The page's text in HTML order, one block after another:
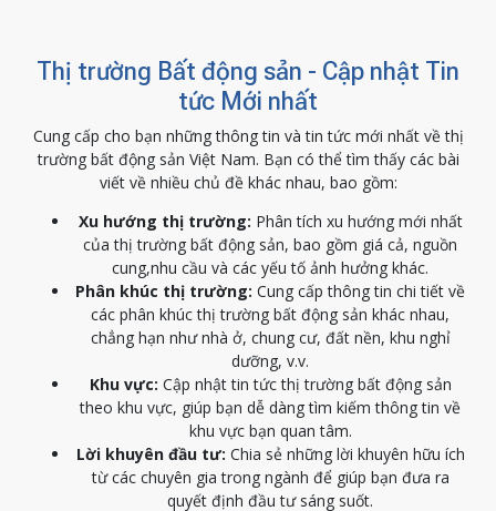
Thị trường Bất động sản - Cập nhật Tin
tức Mới nhất
Cung cấp cho bạn những thông tin và tin tức mới nhất về thị
trường bất động sản Việt Nam. Bạn có thể tìm thấy các bài
viết về nhiều chủ đề khác nhau, bao gồm:
Xu hướng thị trường: Phân tích xu hướng mới nhất
của thị trường bất động sản, bao gồm giá cả, nguồn
cung,nhu cầu và các yếu tố ảnh hưởng khác.
Phân khúc thị trường: Cung cấp thông tin chi tiết về
các phân khúc thị trường bất động sản khác nhau,
chẳng hạn như nhà ở, chung cư, đất nền, khu nghỉ
dưỡng, v.v.
Khu vực: Cập nhật tin tức thị trường bất động sản
theo khu vực, giúp bạn dễ dàng tìm kiếm thông tin về
khu vực bạn quan tâm.
Lời khuyên đầu tư: Chia sẻ những lời khuyên hữu ích
từ các chuyên gia trong ngành để giúp bạn đưa ra
quyết định đầu tư sáng suốt.